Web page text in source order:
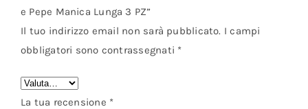
e Pepe Manica Lunga 3 PZ”
Il tuo indirizzo email non sarà pubblicato. I campi
obbligatori sono contrassegnati *
La tua recensione *